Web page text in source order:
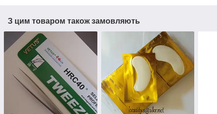
З цим товаром також замовляють